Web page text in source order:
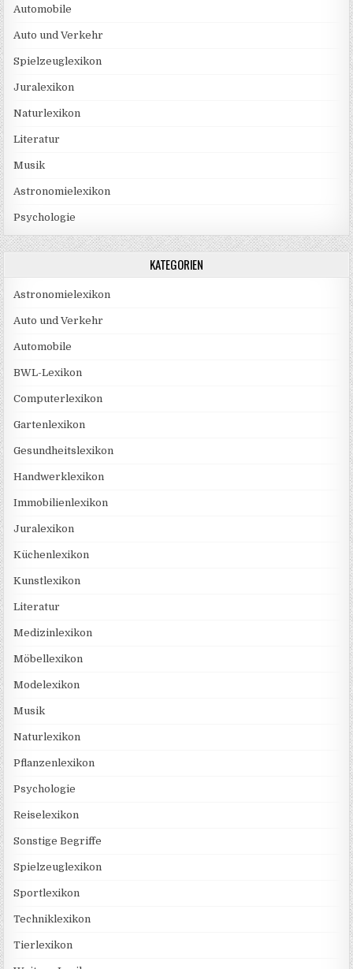
Automobile
Auto und Verkehr
Spielzeuglexikon
Juralexikon
Naturlexikon
Literatur
Musik
Astronomielexikon
Psychologie
KATEGORIEN
Astronomielexikon
Auto und Verkehr
Automobile
BWL-Lexikon
Computerlexikon
Gartenlexikon
Gesundheitslexikon
Handwerklexikon
Immobilienlexikon
Juralexikon
Küchenlexikon
Kunstlexikon
Literatur
Medizinlexikon
Möbellexikon
Modelexikon
Musik
Naturlexikon
Pflanzenlexikon
Psychologie
Reiselexikon
Sonstige Begriffe
Spielzeuglexikon
Sportlexikon
Techniklexikon
Tierlexikon